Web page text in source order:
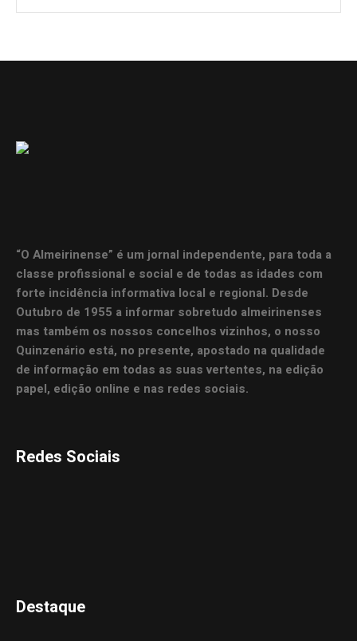
“O Almeirinense” é um jornal independente, para toda a
classe profissional e social e de todas as idades com
forte incidência informativa local e regional. Desde
Outubro de 1955 a informar sobretudo almeirinenses
mas também os nossos concelhos vizinhos, o nosso
Quinzenário está, no presente, apostado na qualidade
de informação em todas as suas vertentes, na edição
papel, edição online e nas redes sociais.
Redes Sociais
Destaque